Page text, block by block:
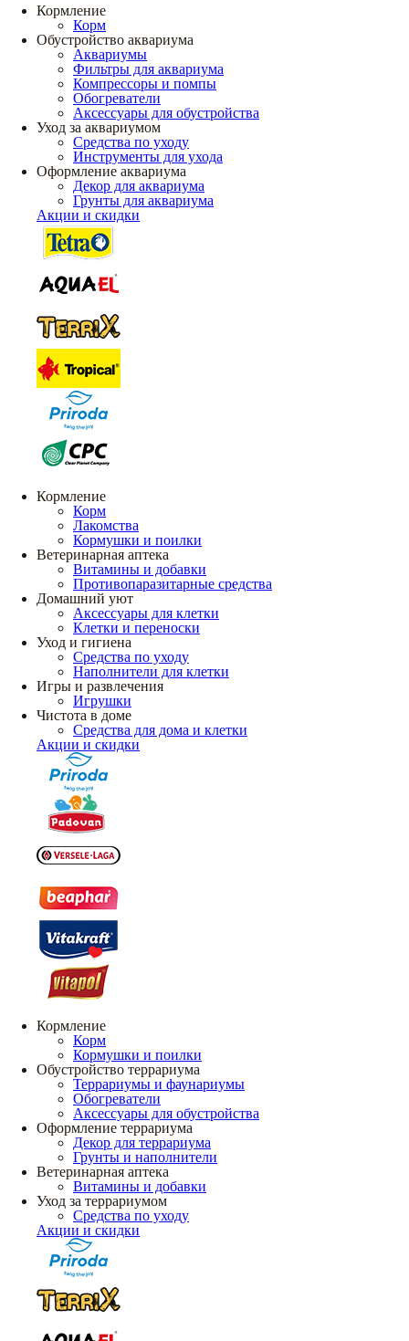
Кормление
Корм
Обустройство аквариума
Аквариумы
Фильтры для аквариума
Компрессоры и помпы
Обогреватели
Аксессуары для обустройства
Уход за аквариумом
Средства по уходу
Инструменты для ухода
Оформление аквариума
Декор для аквариума
Грунты для аквариума
Акции и скидки
Кормление
Корм
Лакомства
Кормушки и поилки
Ветеринарная аптека
Витамины и добавки
Противопаразитарные средства
Домашний уют
Аксессуары для клетки
Клетки и переноски
Уход и гигиена
Средства по уходу
Наполнители для клетки
Игры и развлечения
Игрушки
Чистота в доме
Средства для дома и клетки
Акции и скидки
Кормление
Корм
Кормушки и поилки
Обустройство террариума
Террариумы и фаунариумы
Обогреватели
Аксессуары для обустройства
Оформление террариума
Декор для террариума
Грунты и наполнители
Ветеринарная аптека
Витамины и добавки
Уход за террариумом
Средства по уходу
Акции и скидки